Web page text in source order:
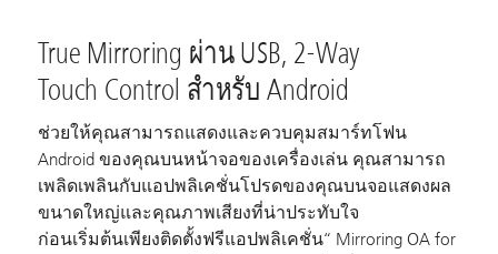
True Mirroring ผ่าน USB, 2-Way
Touch Control สำหรับ Android
ช่วยให้คุณสามารถแสดงและควบคุมสมาร์ทโฟน
Android ของคุณบนหน้าจอของเครื่องเล่น คุณสามารถ
เพลิดเพลินกับแอปพลิเคชั่นโปรดของคุณบนจอแสดงผล
ขนาดใหญ่และคุณภาพเสียงที่น่าประทับใจ
ก่อนเริ่มต้นเพียงติดตั้งฟรีแอปพลิเคชั่น“ Mirroring OA for